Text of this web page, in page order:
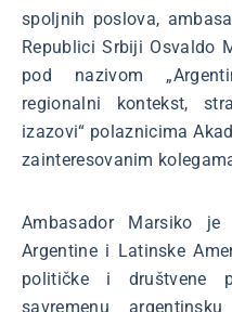
spoljnih poslova,
Republici Srbiji Osvaldo
pod nazivom
regionalni kontekst,
izazovi“ polaznicima
zainteresovanim
Ambasador Marsiko
Argentine i Latinske
političke i društvene
savremenu